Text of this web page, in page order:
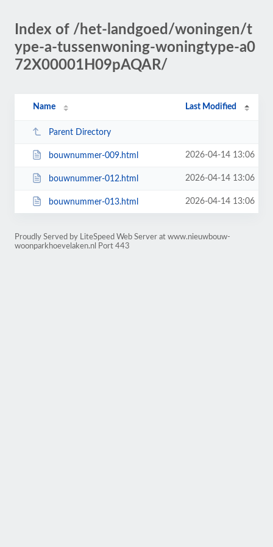
Index of /het-landgoed/woningen/t
ype-a-tussenwoning-woningtype-a0
72X00001H09pAQAR/
Name Last Modified
Parent Directory
bouwnummer-009.html 2026-04-14 13:06
bouwnummer-012.html 2026-04-14 13:06
bouwnummer-013.html 2026-04-14 13:06
Proudly Served by LiteSpeed Web Server at www.nieuwbouw-
woonparkhoevelaken.nl Port 443